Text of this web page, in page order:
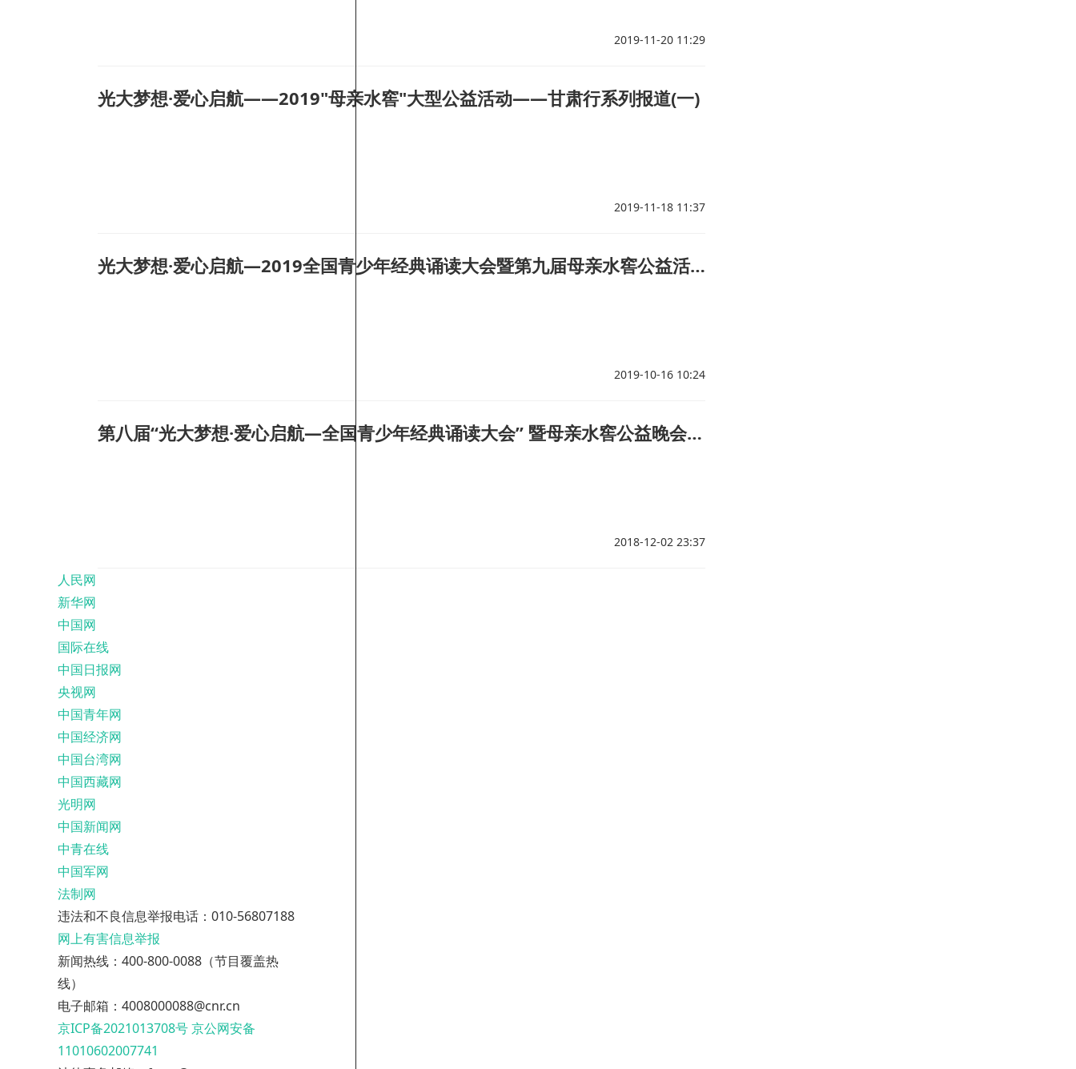
2019-11-20 11:29
光大梦想·爱心启航——2019"母亲水窖"大型公益活动——甘肃行系列报道(一)
2019-11-18 11:37
光大梦想·爱心启航—2019全国青少年经典诵读大会暨第九届母亲水窖公益活动于2019年10月在京启动
2019-10-16 10:24
第八届“光大梦想·爱心启航—全国青少年经典诵读大会” 暨母亲水窖公益晚会落下帷幕
2018-12-02 23:37
人民网
新华网
中国网
国际在线
中国日报网
央视网
中国青年网
中国经济网
中国台湾网
中国西藏网
光明网
中国新闻网
中青在线
中国军网
法制网
违法和不良信息举报电话：010-56807188
网上有害信息举报
新闻热线：400-800-0088（节目覆盖热
线）
电子邮箱：4008000088@cnr.cn
京ICP备2021013708号京公网安备
11010602007741